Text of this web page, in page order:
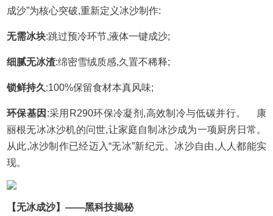
成沙”为核心突破,重新定义冰沙制作:
无需冰块:跳过预冷环节,液体一键成沙;
细腻无冰渣:绵密雪绒质感,久置不稀释;
锁鲜持久:100%保留食材本真风味;
环保基因 :采用R290环保冷凝剂,高效制冷与低碳并行。 康
丽根无冰冰沙机的问世,让家庭自制冰沙成为一项厨房日常。
从此,冰沙制作已经迈入“无冰”新纪元。冰沙自由,人人都能实
现。
【无冰成沙】——黑科技揭秘